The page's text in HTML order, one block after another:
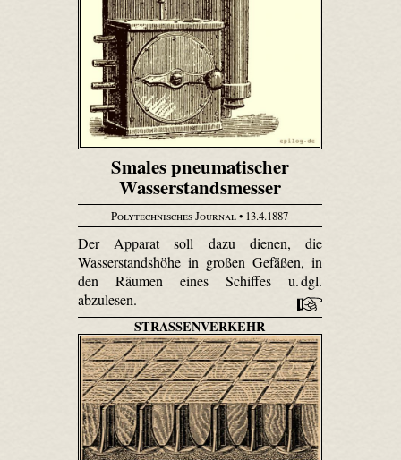
Smales pneumatischer
Wasserstandsmesser
Polytechnisches Journal• 13.4.1887
Der Apparat soll dazu dienen, die
Wasserstandshöhe in großen Gefäßen, in
den Räumen eines Schiffes u. dgl.
abzulesen.
STRASSENVERKEHR